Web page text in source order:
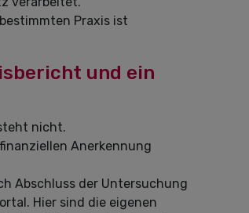
Praxis ist
und ein
nicht.
Anerkennung
Abschluss der Untersuchung
Hier sind die eigenen